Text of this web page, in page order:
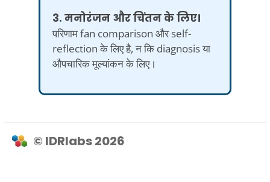
3. मनोरंजन और चिंतन के लिए।
परिणाम fan comparison और self-
reflection के लिए है, न कि diagnosis या
औपचारिक मूल्यांकन के लिए।
© IDRlabs 2026